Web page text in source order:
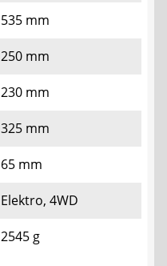
535 mm
250 mm
230 mm
325 mm
65 mm
Elektro, 4WD
2545 g